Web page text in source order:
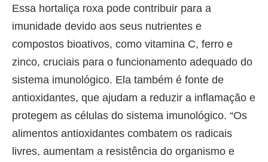
Essa hortaliça roxa pode contribuir para a
imunidade devido aos seus nutrientes e
compostos bioativos, como vitamina C, ferro e
zinco, cruciais para o funcionamento adequado do
sistema imunológico. Ela também é fonte de
antioxidantes, que ajudam a reduzir a inflamação e
protegem as células do sistema imunológico. “Os
alimentos antioxidantes combatem os radicais
livres, aumentam a resistência do organismo e